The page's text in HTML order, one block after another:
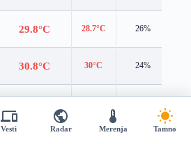
29.8°C 28.7°C 26%
30.8°C 30°C 24%
Vesti Radar Merenja Tamno